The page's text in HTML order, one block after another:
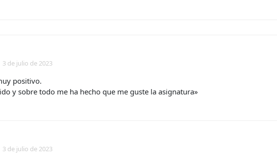
3 de julio de 2023
positivo.
y sobre todo me ha hecho que me guste la asignatura»
3 de julio de 2023